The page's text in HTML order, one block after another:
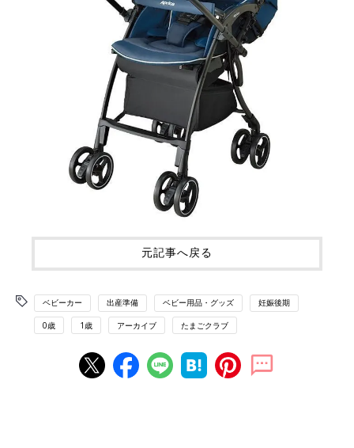
元記事へ戻る
ベビーカー 出産準備 ベビー用品・グッズ 妊娠後期
0歳 1歳 アーカイブ たまごクラブ